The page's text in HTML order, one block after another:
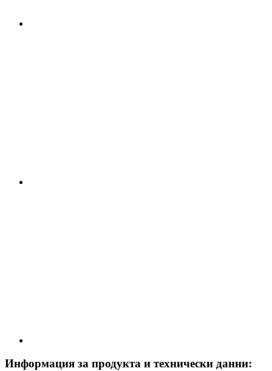
Информация за продукта и технически данни: